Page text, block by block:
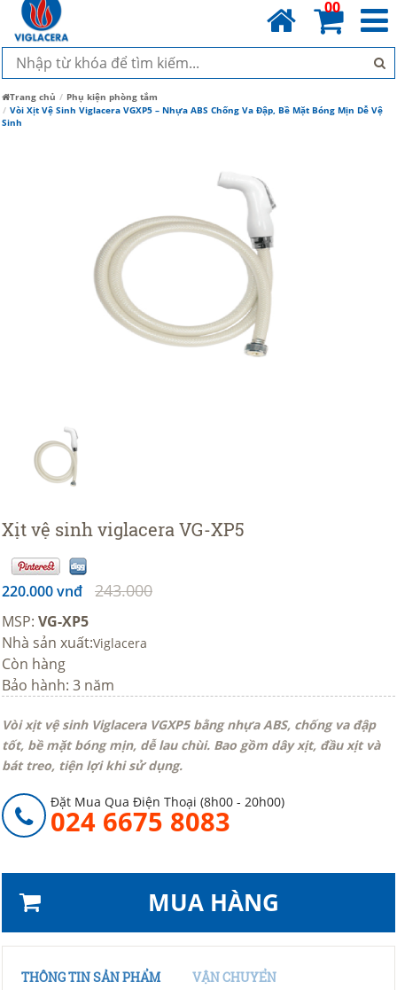
00
Trang chủ
Phụ kiện phòng tắm
Vòi Xịt Vệ Sinh Viglacera VGXP5 – Nhựa ABS Chống Va Đập, Bề Mặt Bóng Mịn Dễ Vệ
Sinh
Xịt vệ sinh viglacera VG-XP5
220.000 vnđ 243.000
MSP: VG-XP5
Nhà sản xuất:Viglacera
Còn hàng
Bảo hành: 3 năm
Vòi xịt vệ sinh Viglacera VGXP5 bằng nhựa ABS, chống va đập
tốt, bề mặt bóng mịn, dễ lau chùi. Bao gồm dây xịt, đầu xịt và
bát treo, tiện lợi khi sử dụng.
Đặt Mua Qua Điện Thoại (8h00 - 20h00)
024 6675 8083
MUA HÀNG
THÔNG TIN SẢN PHẨM
VẬN CHUYỂN